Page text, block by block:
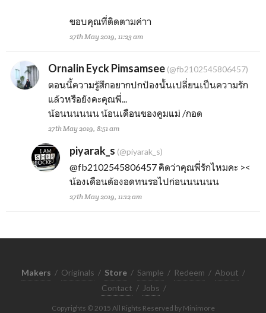
ขอบคุณที่ติดตามค่าา
27th May 2019, 11:23 am
Ornalin Eyck Pimsamsee (@fb2102545806457)
ตอนนี้ความรู้สึกอยากปกป้องนั้นเปลี่ยนเป็นความรัก
แล้วหรือยังคะคุณพี่...
น้อนนนนนน น้อนเดือนของคูมแม่ /กอด
27th May 2019, 8:51 am
piyarak_s (@piyarak_s)
@fb2102545806457คิดว่าคุณพี่รักไหมคะ ><
น้องเดือนต้องอดทนรอไปก่อนนนนนน
27th May 2019, 11:12 am
Makers / Originals / Store / Sample / Redeem / About /
Contact / Jobs /
Copyrights © 2015 All Rights Reserved by Minimore